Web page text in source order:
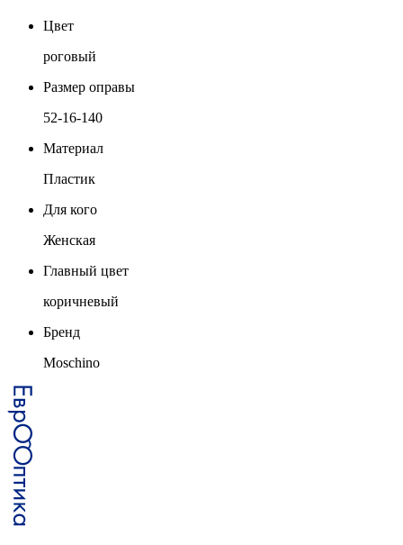
Цвет
роговый
Размер оправы
52-16-140
Материал
Пластик
Для кого
Женская
Главный цвет
коричневый
Бренд
Moschino